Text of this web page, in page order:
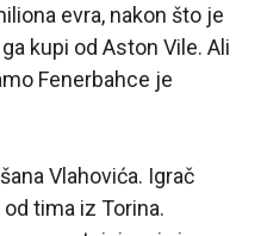
evra, nakon što je
kupi od Aston Vile. Ali
Fenerbahce je
Vlahovića. Igrač
tima iz Torina.